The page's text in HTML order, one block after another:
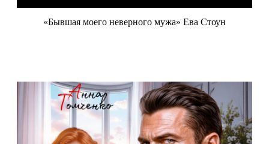
«Бывшая моего неверного мужа» Ева Стоун